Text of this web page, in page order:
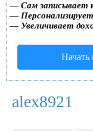
— Сам записывает
—
— Увеличивает
Начать
alex8921